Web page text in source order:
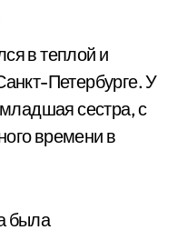
в теплой и
Петербурге. У
сестра, с
времени в
была